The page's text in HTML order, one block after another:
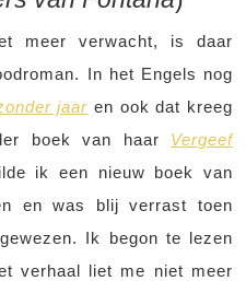
meer verwacht, is daar
In het Engels nog
jaar en ook dat kreeg
boek van haar Vergeef
ik een nieuw boek van
en was blij verrast toen
Ik begon te lezen
verhaal liet me niet meer